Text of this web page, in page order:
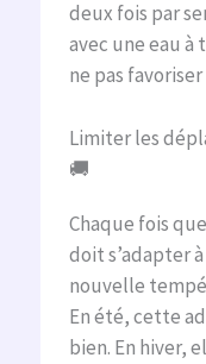
deux fois par
avec une eau
ne pas
Limiter les
🚚
Chaque fois
doit s’adapter
nouvelle
En été, cette
bien. En hiver,